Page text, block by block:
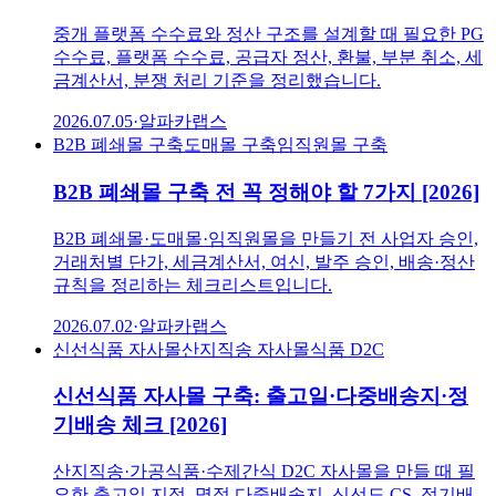
중개 플랫폼 수수료와 정산 구조를 설계할 때 필요한 PG
수수료, 플랫폼 수수료, 공급자 정산, 환불, 부분 취소, 세
금계산서, 분쟁 처리 기준을 정리했습니다.
2026.07.05·알파카랩스
B2B 폐쇄몰 구축도매몰 구축임직원몰 구축
B2B 폐쇄몰 구축 전 꼭 정해야 할 7가지 [2026]
B2B 폐쇄몰·도매몰·임직원몰을 만들기 전 사업자 승인,
거래처별 단가, 세금계산서, 여신, 발주 승인, 배송·정산
규칙을 정리하는 체크리스트입니다.
2026.07.02·알파카랩스
신선식품 자사몰산지직송 자사몰식품 D2C
신선식품 자사몰 구축: 출고일·다중배송지·정
기배송 체크 [2026]
산지직송·가공식품·수제간식 D2C 자사몰을 만들 때 필